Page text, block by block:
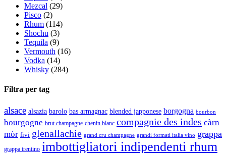
Mezcal (29)
Pisco (2)
Rhum (114)
Shochu (3)
Tequila (9)
Vermouth (16)
Vodka (14)
Whisky (284)
Filtra per tag
alsace alsazia barolo bas armagnac blended japponese borgogna bourbon
bourgogne brut champagne chenin blanc compagnie des indes càrn
mòr fivi glenallachie grand cru champagne grandi formati italia vino grappa
grappa trentino imbottigliatori indipendenti rhum